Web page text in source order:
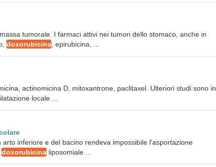
tumorale. I farmaci attivi nei tumori dello stomaco, anche in
doxorubicina , epirubicina, ...
actinomicina D, mitoxantrone, paclitaxel. Ulteriori studi sono in
locale ...
inferiore e del bacino rendeva impossibile l'asportazione
doxorubicina liposomiale ...